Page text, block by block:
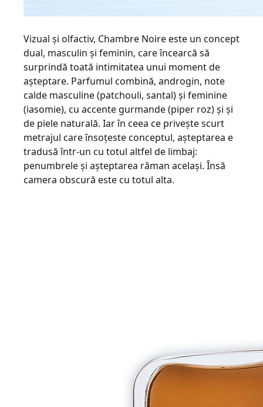
Vizual şi olfactiv, Chambre Noire este un concept
dual, masculin şi feminin, care încearcă să
surprindă toată intimitatea unui moment de
aşteptare. Parfumul combină, androgin, note
calde masculine (patchouli, santal) şi feminine
(iasomie), cu accente gurmande (piper roz) şi şi
de piele naturală. Iar în ceea ce priveşte scurt
metrajul care însoţeste conceptul, aşteptarea e
tradusă într-un cu totul altfel de limbaj:
penumbrele şi aşteptarea răman acelaşi. Însă
camera obscură este cu totul alta.